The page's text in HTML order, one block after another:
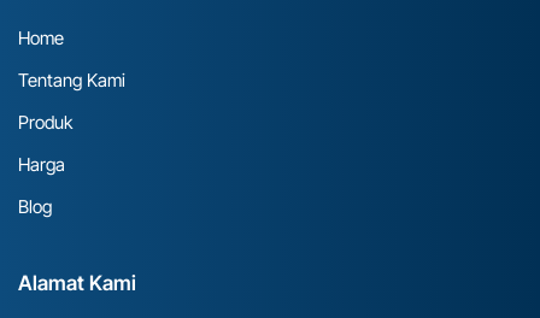
Home
Tentang Kami
Produk
Harga
Blog
Alamat Kami